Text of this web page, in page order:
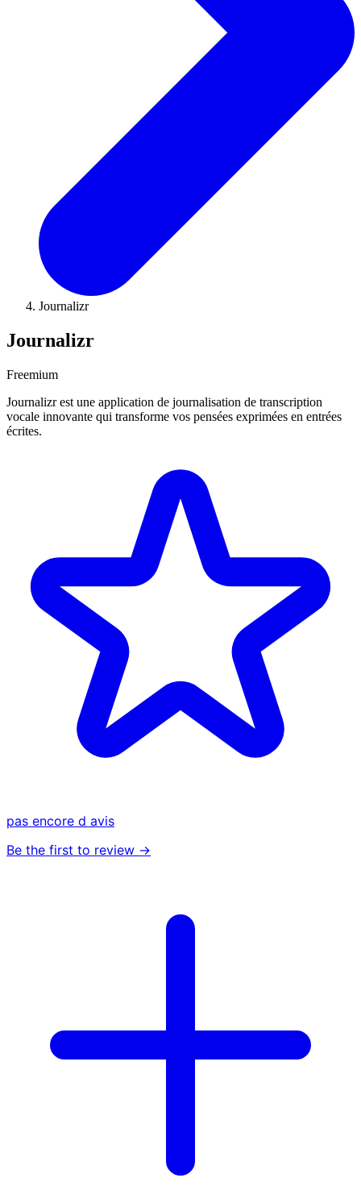
Journalizr
Journalizr
Freemium
Journalizr est une application de journalisation de transcription
vocale innovante qui transforme vos pensées exprimées en entrées
écrites.
pas encore d avis
Be the first to review →